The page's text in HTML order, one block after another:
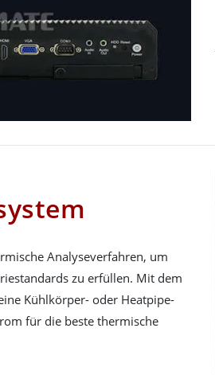
Analyseverfahren, um
zu erfüllen. Mit dem
Kühlkörper- oder Heatpipe-
für die beste thermische